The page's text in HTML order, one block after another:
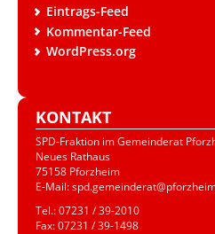
Eintrags-Feed
Kommentar-Feed
WordPress.org
KONTAKT
SPD-Fraktion im Gemeinderat
Neues Rathaus
75158 Pforzheim
E-Mail:
Tel.: 07231 / 39-2010
Fax: 07231 / 39-1498